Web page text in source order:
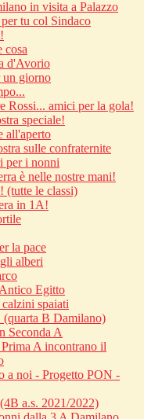
in visita a Palazzo
tu col Sindaco
cosa
d'Avorio
un giorno
Rossi... amici per la gola!
speciale!
all'aperto
sulle confraternite
per i nonni
è nelle nostre mani!
(tutte le classi)
in 1A!
la pace
alberi
Egitto
spaiati
B Damilano)
Seconda A
A incontrano il
a noi - Progetto PON -
a.s. 2021/2022)